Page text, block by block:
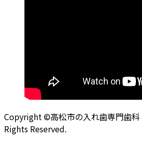
Copyright ©高松市の入れ歯専門歯科
Rights Reserved.